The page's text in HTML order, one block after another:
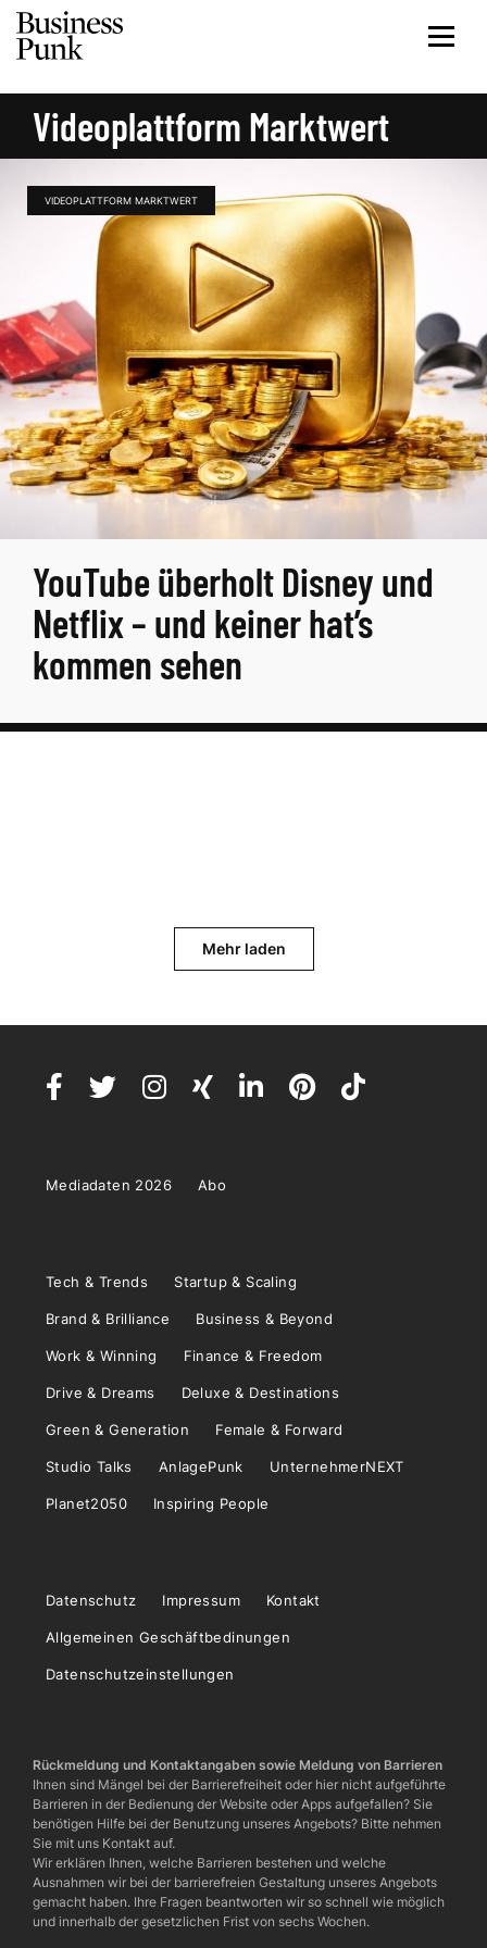
Videoplattform Marktwert
VIDEOPLATTFORM MARKTWERT
YouTube überholt Disney und
Netflix – und keiner hat’s
kommen sehen
Mehr laden
Mediadaten 2026 Abo
Tech & Trends Startup & Scaling
Brand & Brilliance Business & Beyond
Work & Winning Finance & Freedom
Drive & Dreams Deluxe & Destinations
Green & Generation Female & Forward
Studio Talks AnlagePunk UnternehmerNEXT
Planet2050 Inspiring People
Datenschutz Impressum Kontakt
Allgemeinen Geschäftbedinungen
Datenschutzeinstellungen
Rückmeldung und Kontaktangaben sowie Meldung von Barrieren
Ihnen sind Mängel bei der Barrierefreiheit oder hier nicht aufgeführte
Barrieren in der Bedienung der Website oder Apps aufgefallen? Sie
benötigen Hilfe bei der Benutzung unseres Angebots? Bitte nehmen
Sie mit uns Kontakt auf.
Wir erklären Ihnen, welche Barrieren bestehen und welche
Ausnahmen wir bei der barrierefreien Gestaltung unseres Angebots
gemacht haben. Ihre Fragen beantworten wir so schnell wie möglich
und innerhalb der gesetzlichen Frist von sechs Wochen.